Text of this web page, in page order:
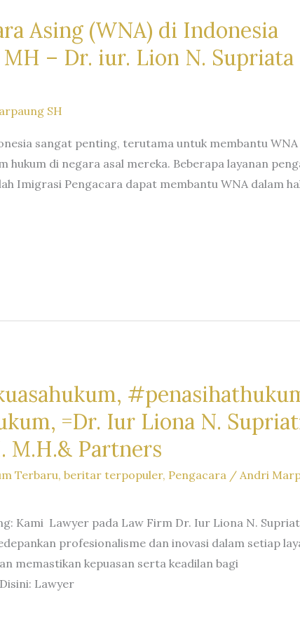
Asing (WNA) di Indonesia
– Dr. iur. Lion N. Supriata
SH
sangat penting, terutama untuk membantu WNA
di negara asal mereka. Beberapa layanan
Imigrasi Pengacara dapat membantu WNA dalam
=Dr. Iur Liona N.
M.H.& Partners
Terbaru, beritar terpopuler, Pengacara/ Andri
Kami Lawyer pada Law Firm Dr. Iur Liona N.
profesionalisme dan inovasi dalam setiap
memastikan kepuasan serta keadilan bagi
Lawyer